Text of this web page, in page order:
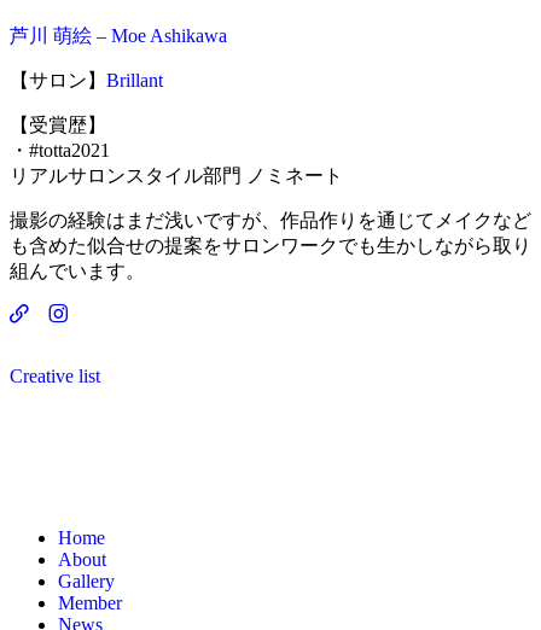
芦川 萌絵 – Moe Ashikawa
【サロン】 Brillant
【受賞歴】
・#totta2021
リアルサロンスタイル部門 ノミネート
撮影の経験はまだ浅いですが、作品作りを通じてメイクなど
も含めた似合せの提案をサロンワークでも生かしながら取り
組んでいます。
Creative list
Home
About
Gallery
Member
News